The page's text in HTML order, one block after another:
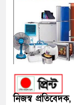
নিজস্ব প্রতিবেদক,